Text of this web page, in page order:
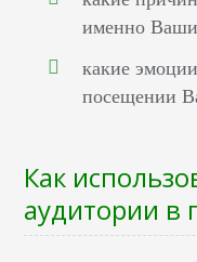
именно
какие
посещении
Как
аудитории в